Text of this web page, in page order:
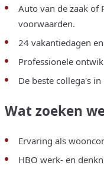
Auto van de zaak of
voorwaarden.
24 vakantiedagen
Professionele
De beste collega's
Wat zoeken
Ervaring als
HBO werk- en